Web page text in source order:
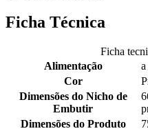
Ficha Técnica
Ficha
Alimentação
Cor
Dimensões do Nicho de
Embutir
Dimensões do Produto